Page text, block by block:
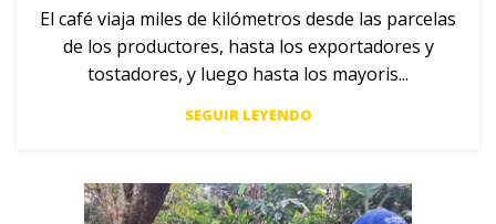
El café viaja miles de kilómetros desde las parcelas
de los productores, hasta los exportadores y
tostadores, y luego hasta los mayoris...
SEGUIR LEYENDO